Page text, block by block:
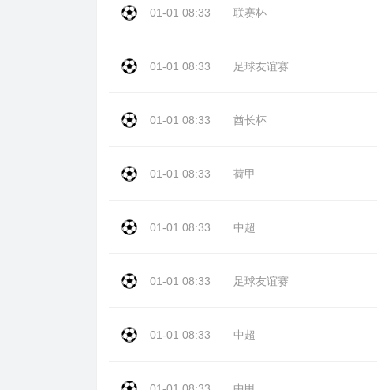
01-01 08:33 联赛杯
01-01 08:33 足球友谊赛
01-01 08:33 酋长杯
01-01 08:33 荷甲
01-01 08:33 中超
01-01 08:33 足球友谊赛
01-01 08:33 中超